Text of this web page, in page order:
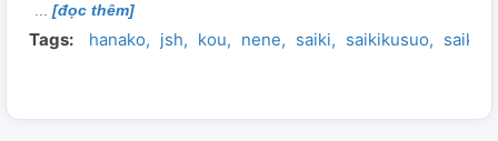
[đọc thêm]
Tags: hanako jsh kou nene saiki saikikusuo